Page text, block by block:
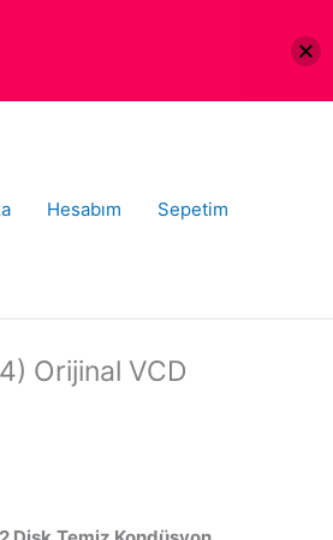
Hesabım Sepetim
Orijinal VCD